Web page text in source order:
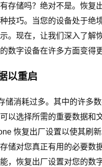
存储吗？绝对不是。恢复
技巧。当您的设备处于绝
。现在，让我们深入了解
数字设备在许多方面变得更
以重启
储消耗过多。其中的许多
以选择所需的重要数据和
恢复出厂设置以使其刷新
储对您真正有用的必要数
，恢复出厂设置对您的数